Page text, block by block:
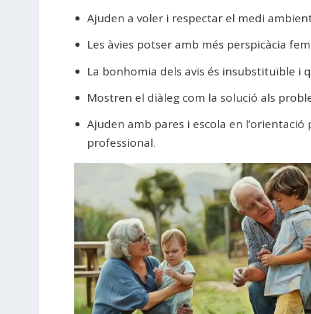
Ajuden a voler i respectar el medi
Les àvies potser amb més perspicàcia
La bonhomia dels avis és insubstituïble i
Mostren el diàleg com la solució als
Ajuden amb pares i escola en
professional.